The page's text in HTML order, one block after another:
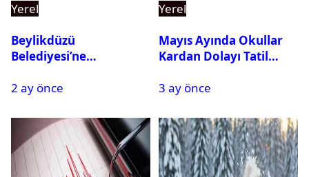
Yerel
Beylikdüzü
Belediyesi’ne
Gözaltına Alındı
2 ay önce
Yerel
Mayıs Ayında Okullar
Kardan Dolayı Tatil
3 ay önce